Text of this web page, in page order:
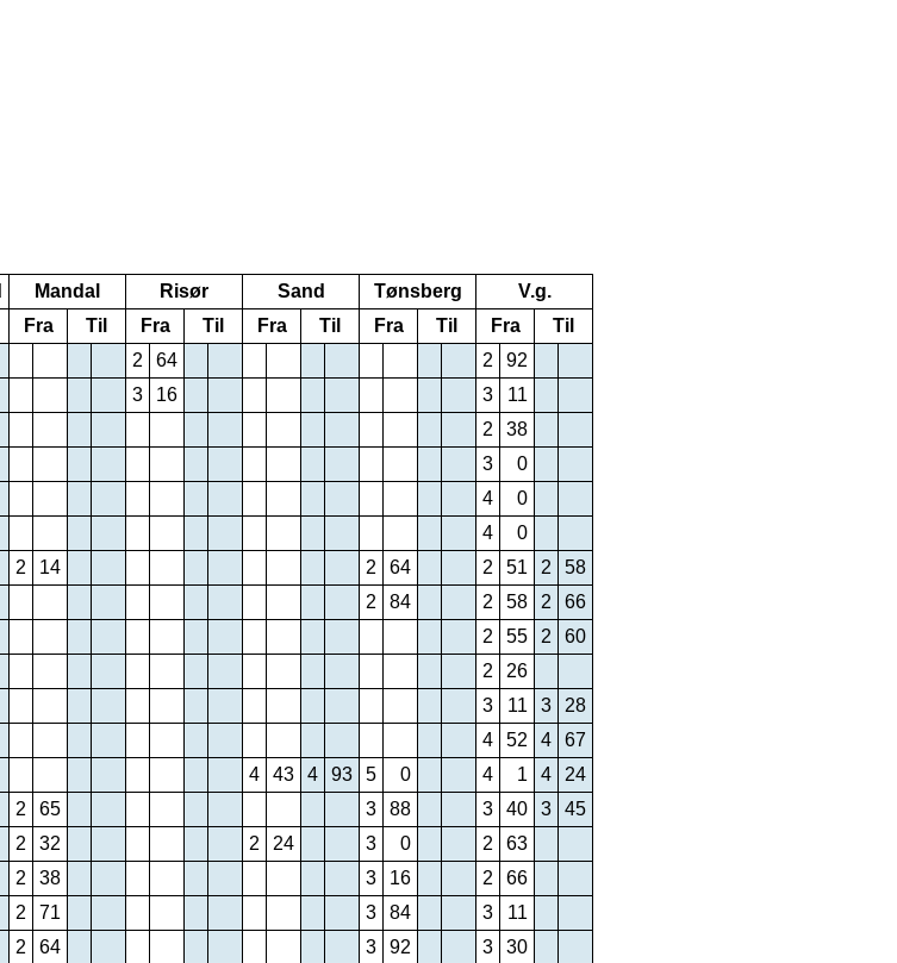
Mandal Risør Sand Tønsberg
V.g.
Fra Til Fra Til Fra Til Fra Til Fra
Til
2 64 2
92
3 16 3
11
2
38
3
0
4
0
4
0
2 14 2 64 2 51 2
58
2 84 2 58 2
66
2 55 2
60
2
26
3 11 3
28
4 52 4
67
4 43 4 93 5 0 4 1 4
24
2 65 3 88 3 40 3
45
2 32 2 24 3 0 2
63
2 38 3 16 2
66
2 71 3 84 3
11
2 64 3 92 3
30